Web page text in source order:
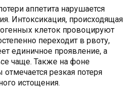
аппетита нарушается
Интоксикация, происходящая
клеток провоцируют
переходит в рвоту,
единичное проявление, а
чаще. Также на фоне
резкая потеря
истощения.